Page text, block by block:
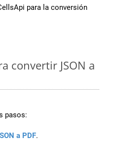
para la conversión
convertir JSON a
pasos:
a PDF.